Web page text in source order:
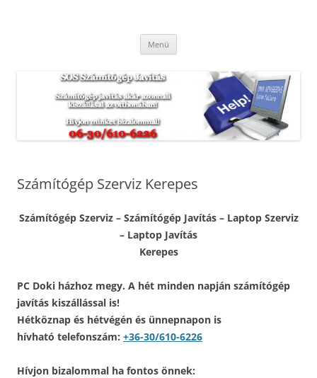
Menü
Számítógép Szerviz Kerepes
Számítógép Szerviz – Számítógép Javítás – Laptop Szerviz
– Laptop Javítás
Kerepes
PC Doki házhoz megy. A hét minden napján számítógép
javítás kiszállással is!
Hétköznap és hétvégén és ünnepnapon is
hívható telefonszám: +36-30/610-6226
Hívjon bizalommal ha fontos önnek: